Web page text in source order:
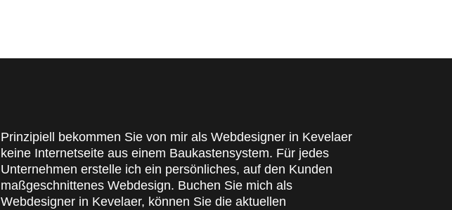
Prinzipiell bekommen Sie von mir als Webdesigner in Kevelaer
keine Internetseite aus einem Baukastensystem. Für jedes
Unternehmen erstelle ich ein persönliches, auf den Kunden
maßgeschnittenes Webdesign. Buchen Sie mich als
Webdesigner in Kevelaer, können Sie die aktuellen